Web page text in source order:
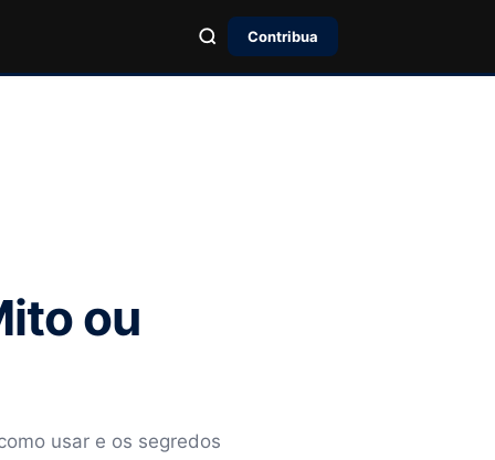
Contribua
ou
usar e os segredos